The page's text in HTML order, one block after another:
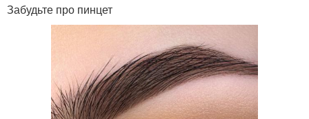
Забудьте про пинцет